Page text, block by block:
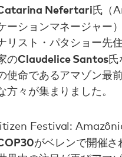
Nefertari氏（
ーションマネージャー）
リスト・パタショー先
のClaudelice Santos氏
使命であるアマゾン最
方々が集まりました。
Festival:
がベレンで開催さ